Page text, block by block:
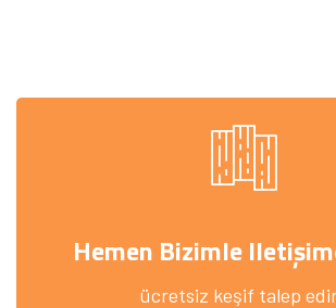
Hemen Bizimle
ücretsiz keşif talep